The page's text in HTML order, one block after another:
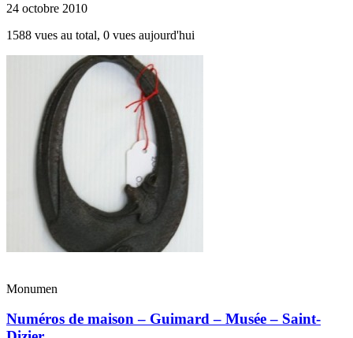
24 octobre 2010
1588 vues au total, 0 vues aujourd'hui
Monumen
Numéros de maison – Guimard – Musée – Saint-